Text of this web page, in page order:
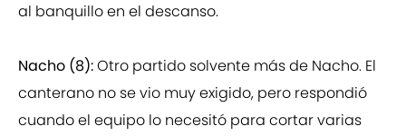
al banquillo en el descanso.
Nacho (8):Otro partido solvente más de Nacho. El
canterano no se vio muy exigido, pero respondió
cuando el equipo lo necesitó para cortar varias